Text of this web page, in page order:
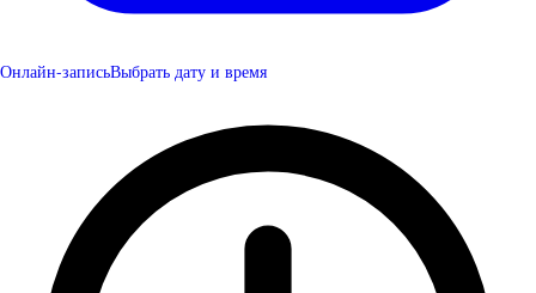
Онлайн-записьВыбрать дату и время